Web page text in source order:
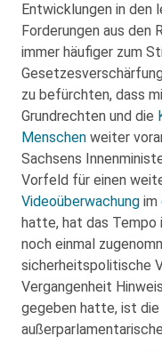
Entwicklungen in den
Forderungen aus den
immer häufiger zum
zu befürchten, dass
Grundrechten und die
Menschen weiter
Sachsens
Vorfeld für einen
Videoüberwachung im
hatte, hat das Tempo
noch einmal
sicherheitspolitische
Vergangenheit
gegeben hatte, ist die